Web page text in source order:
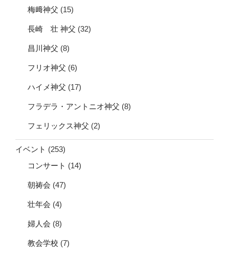
梅﨑神父 (15)
長崎 壮 神父 (32)
昌川神父 (8)
フリオ神父 (6)
ハイメ神父 (17)
フラデラ・アントニオ神父 (8)
フェリックス神父 (2)
イベント (253)
コンサート (14)
朝祷会 (47)
壮年会 (4)
婦人会 (8)
教会学校 (7)